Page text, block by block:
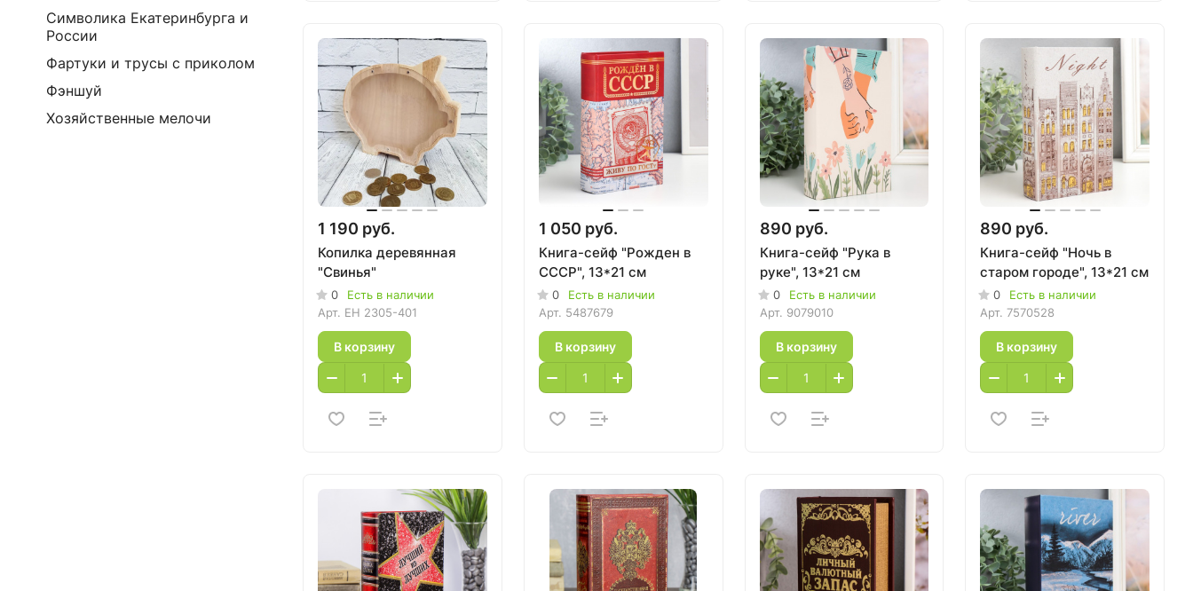
1 190 руб.
Копилка деревянная
"Свинья"
0
Есть в наличии
Арт. EH 2305-401
В корзину
1 050 руб.
Книга-сейф "Рожден в
СССР", 13*21 см
0
Есть в наличии
Арт. 5487679
В корзину
890 руб.
Книга-сейф "Рука в
руке", 13*21 см
0
Есть в наличии
Арт. 9079010
В корзину
890 руб.
Книга-сейф "Ночь в
старом городе", 13*21 см
0
Есть в наличии
Арт. 7570528
В корзину
Символика Екатеринбурга и
России
Фартуки и трусы с приколом
Фэншуй
Хозяйственные мелочи